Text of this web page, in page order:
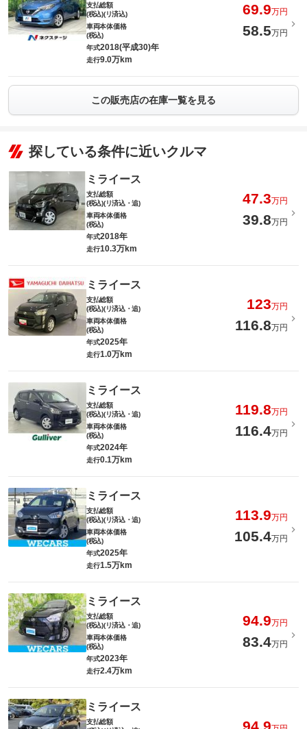
支払総額
(税込)(リ済込)
69.9万円
車両本体価格
(税込)
58.5万円
年式2018(平成30)年
走行9.0万km
この販売店の在庫一覧を見る
探している条件に近いクルマ
ミライース
支払総額
(税込)(リ済込・追)
47.3万円
車両本体価格
(税込)
39.8万円
年式2018年
走行10.3万km
ミライース
支払総額
(税込)(リ済込・追)
123万円
車両本体価格
(税込)
116.8万円
年式2025年
走行1.0万km
ミライース
支払総額
(税込)(リ済込・追)
119.8万円
車両本体価格
(税込)
116.4万円
年式2024年
走行0.1万km
ミライース
支払総額
(税込)(リ済込・追)
113.9万円
車両本体価格
(税込)
105.4万円
年式2025年
走行1.5万km
ミライース
支払総額
(税込)(リ済込・追)
94.9万円
車両本体価格
(税込)
83.4万円
年式2023年
走行2.4万km
ミライース
支払総額